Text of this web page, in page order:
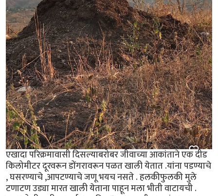
एखादा परिक्रमावासी दिसल्याबरोबर जीवाच्या आकांताने एक दीड
किलोमीटर दूरवरून डोंगरावरून पळत खाली येतात .यांना पडण्याचे
, घसरण्याचे ,आपटण्याचे जणू भयच नसते . हलकीफुलकी मुले
टणाटण उड्या मारत खाली येताना पाहून मला भीती वाटायची .